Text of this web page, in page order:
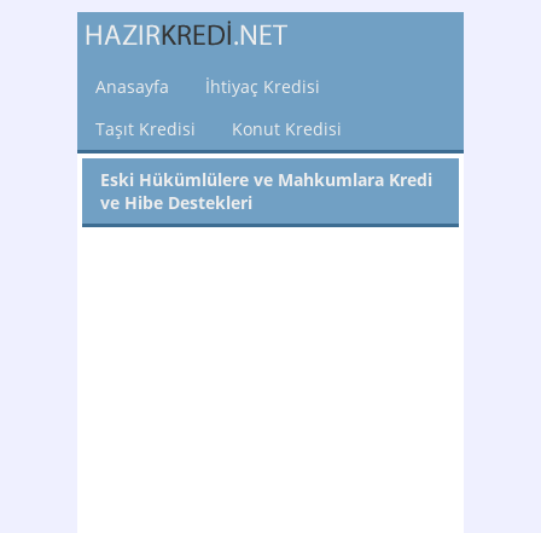
Anasayfa
İhtiyaç Kredisi
Taşıt Kredisi
Konut Kredisi
Eski Hükümlülere ve Mahkumlara Kredi
ve Hibe Destekleri